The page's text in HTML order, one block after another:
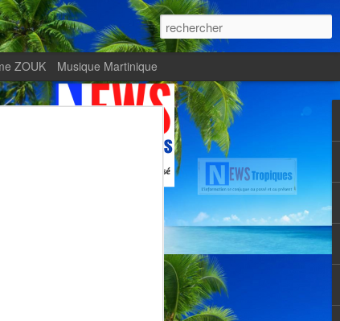
ZOUK Musique Martinique
Le Monde met
TV, fierté d’une